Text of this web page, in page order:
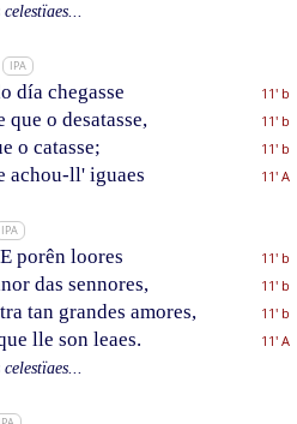
IPA
día chegasse
11' b
que o desatasse,
11' b
o catasse;
11' b
achou-ll' iguaes 11' A
IPA
porên loores
11' b
das sennores,
11' b
tan grandes amores,
11' b
lle son leaes.
11' A